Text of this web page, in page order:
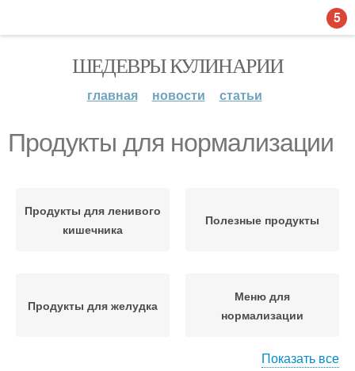
ШЕДЕВРЫ КУЛИНАРИИ
главная новости статьи
Продукты для нормализации
Продукты для ленивого
кишечника
Полезные продукты
Продукты для желудка
Меню для
нормализации
Показать все
5